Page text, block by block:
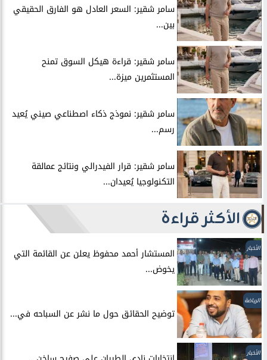
سامر شقير: السعر العادل هو الفارق الحقيقي
بين...
سامر شقير: قراءة هيكل السوق تمنح
المستثمرين ميزة...
سامر شقير: نموذج ذكاء اصطناعي صيني يُعيد
رسم...
سامر شقير: قرار الفيدرالي ونتائج عمالقة
التكنولوجيا يُعيدان...
الأكثر قراءة
الأخبار
المستشار أحمد محفوظ يعلن عن القائمة التي
يخوض...
الرياضة
توضيح الحقائق حول ما نشر عن السباحه في...
الأخبار